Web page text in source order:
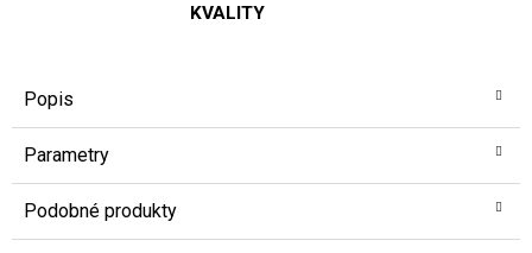
KVALITY
Popis
Parametry
Podobné produkty